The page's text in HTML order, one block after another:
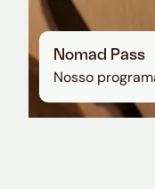
Nomad Pass
Nosso